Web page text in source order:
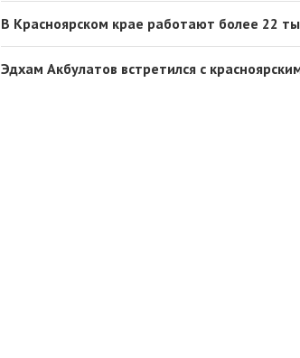
В Красноярском крае работают более 22
Эдхам Акбулатов встретился с